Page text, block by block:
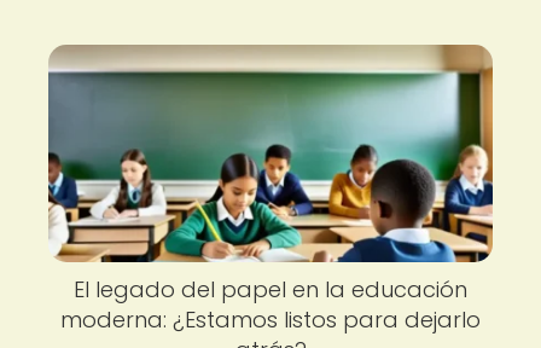
El legado del papel en la educación
moderna: ¿Estamos listos para dejarlo